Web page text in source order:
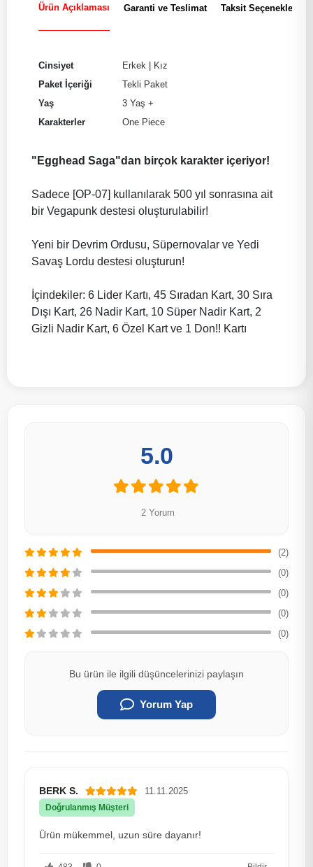
Ürün Açıklaması Garanti ve Teslimat Taksit Seçenekleri
Cinsiyet Erkek | Kız
Paket İçeriği
Tekli Paket
Yaş
3 Yaş +
Karakterler
One Piece
"Egghead Saga"dan birçok karakter içeriyor!
Sadece [OP-07] kullanılarak 500 yıl sonrasına ait
bir Vegapunk destesi oluşturulabilir!
Yeni bir Devrim Ordusu, Süpernovalar ve Yedi
Savaş Lordu destesi oluşturun!
İçindekiler: 6 Lider Kartı, 45 Sıradan Kart, 30 Sıra
Dışı Kart, 26 Nadir Kart, 10 Süper Nadir Kart, 2
Gizli Nadir Kart, 6 Özel Kart ve 1 Don!! Kartı
5.0
2 Yorum
(2)
(0)
(0)
(0)
(0)
Bu ürün ile ilgili düşüncelerinizi paylaşın
Yorum Yap
BERK S. 11.11.2025
Doğrulanmış Müşteri
Ürün mükemmel, uzun süre dayanır!